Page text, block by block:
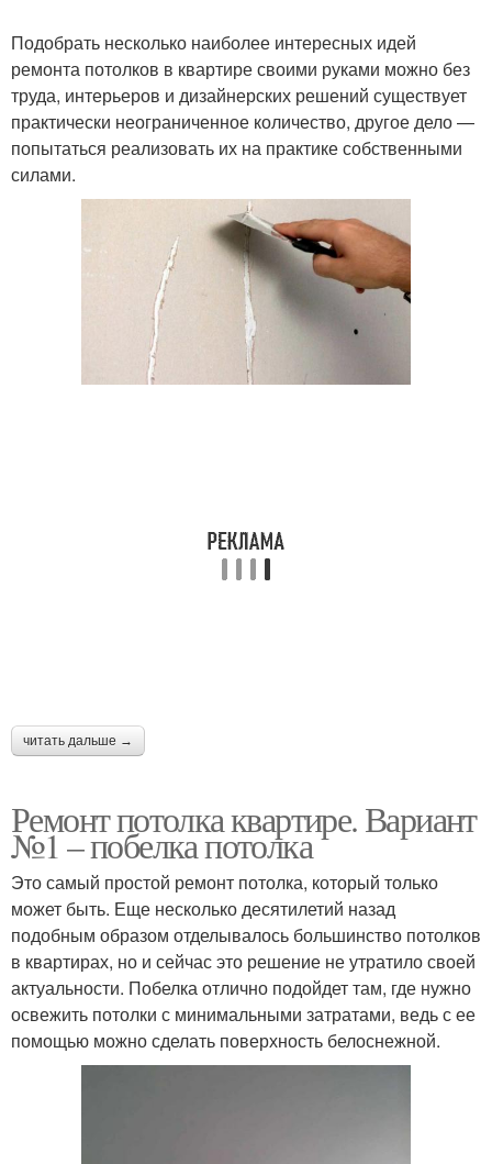
Подобрать несколько наиболее интересных идей
ремонта потолков в квартире своими руками можно без
труда, интерьеров и дизайнерских решений существует
практически неограниченное количество, другое дело —
попытаться реализовать их на практике собственными
силами.
читать дальше →
Ремонт потолка квартире. Вариант
№1 – побелка потолка
Это самый простой ремонт потолка, который только
может быть. Еще несколько десятилетий назад
подобным образом отделывалось большинство потолков
в квартирах, но и сейчас это решение не утратило своей
актуальности. Побелка отлично подойдет там, где нужно
освежить потолки с минимальными затратами, ведь с ее
помощью можно сделать поверхность белоснежной.